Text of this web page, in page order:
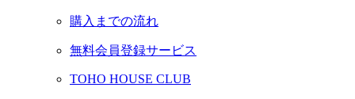
購入までの流れ
無料会員登録サービス
TOHO HOUSE CLUB